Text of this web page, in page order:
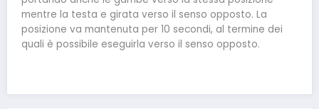
mentre la testa e girata verso il senso opposto. La
posizione va mantenuta per 10 secondi, al termine dei
quali è possibile eseguirla verso il senso opposto.